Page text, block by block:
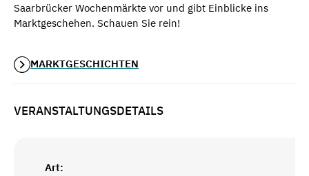
Saarbrücker Wochenmärkte vor und gibt Einblicke ins
Marktgeschehen. Schauen Sie rein!
MARKTGESCHICHTEN
VERANSTALTUNGSDETAILS
Art: